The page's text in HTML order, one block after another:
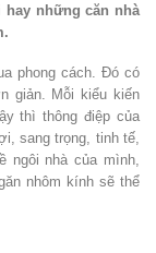
những căn nhà
phong cách. Đó có
giản. Mỗi kiểu kiến
thì thông điệp của
sang trọng, tinh tế,
ngôi nhà của mình,
nhôm kính sẽ thể